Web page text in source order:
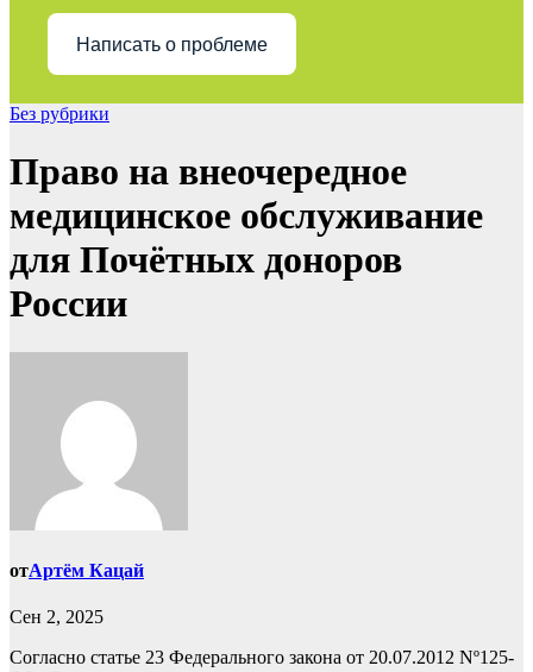
Написать о проблеме
Без рубрики
Право на внеочередное
медицинское обслуживание
для Почётных доноров
России
отАртём Кацай
Сен 2, 2025
Согласно статье 23 Федерального закона от 20.07.2012 Nº125-